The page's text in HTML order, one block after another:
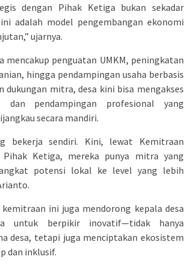
dengan Pihak Ketiga bukan sekadar
adalah model pengembangan ekonomi
ujarnya.
mencakup penguatan UMKM, peningkatan
hingga pendampingan usaha berbasis
dukungan mitra, desa kini bisa mengakses
dan pendampingan profesional yang
secara mandiri.
bekerja sendiri. Kini, lewat Kemitraan
Ketiga, mereka punya mitra yang
potensi lokal ke level yang lebih
ini juga mendorong kepala desa
untuk berpikir inovatif—tidak hanya
desa, tetapi juga menciptakan ekosistem
dan inklusif.